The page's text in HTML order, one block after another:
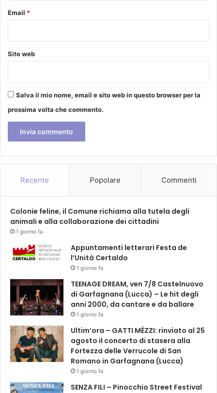
-
i
i
c
,
r
t
t
u
Email *
Sito web
Salva il mio nome, email e sito web in questo browser per la
prossima volta che commento.
Recente Popolare Commenti
Colonie feline, il Comune richiama alla tutela degli
animali e alla collaborazione dei cittadini
1 giorno fa
Appuntamenti letterari Festa de
l’Unità Certaldo
1 giorno fa
TEENAGE DREAM, ven 7/8 Castelnuovo
di Garfagnana (Lucca) – Le hit degli
anni 2000, da cantare e da ballare
1 giorno fa
Ultim’ora – GATTI MÉZZI: rinviato al 25
agosto il concerto di stasera alla
Fortezza delle Verrucole di San
Romano in Garfagnana (Lucca)
1 giorno fa
SENZA FILI – Pinocchio Street Festival